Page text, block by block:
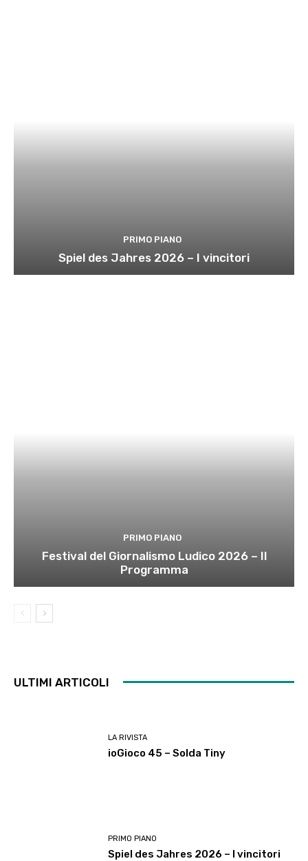
PRIMO PIANO
Spiel des Jahres 2026 – I vincitori
PRIMO PIANO
Festival del Giornalismo Ludico 2026 – Il
Programma
ULTIMI ARTICOLI
LA RIVISTA
ioGioco 45 – Solda Tiny
PRIMO PIANO
Spiel des Jahres 2026 – I vincitori